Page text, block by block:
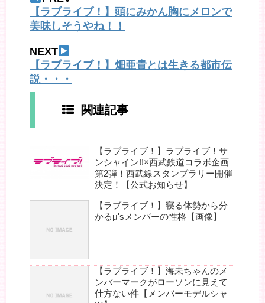
【ラブライブ！】頭にみかん胸にメロンで
美味しそうやね！！
NEXT
【ラブライブ！】畑亜貴とは生きる都市伝
説・・・
関連記事
【ラブライブ！】ラブライブ！サ
ンシャイン!!×西武鉄道コラボ企画
第2弾！西武線スタンプラリー開催
決定！【公式お知らせ】
【ラブライブ！】寝る体勢から分
かるμ'sメンバーの性格【画像】
【ラブライブ！】海未ちゃんのメ
ンバーマークがローソンに見えて
仕方ない件【メンバーモデルシャ